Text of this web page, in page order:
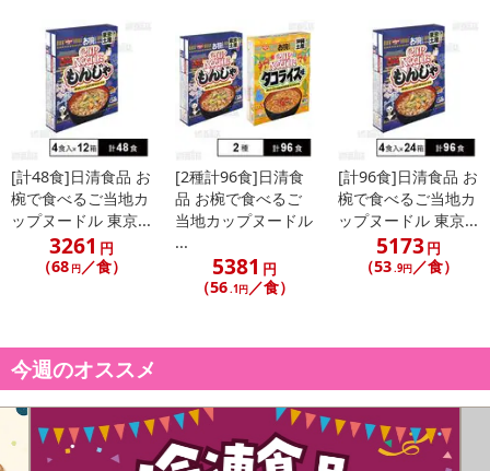
[計48食]日清食品 お
椀で食べるご当地カ
ップヌードル 東京...
3261 円
（68 円／食）
[2種計96食]日清食
品 お椀で食べるご
当地カップヌードル
...
5381 円
（56.1円／食）
[計96食]日清食品 お
椀で食べるご当地カ
ップヌードル 東京...
5173円
（53.9円／食）
今週のオススメ